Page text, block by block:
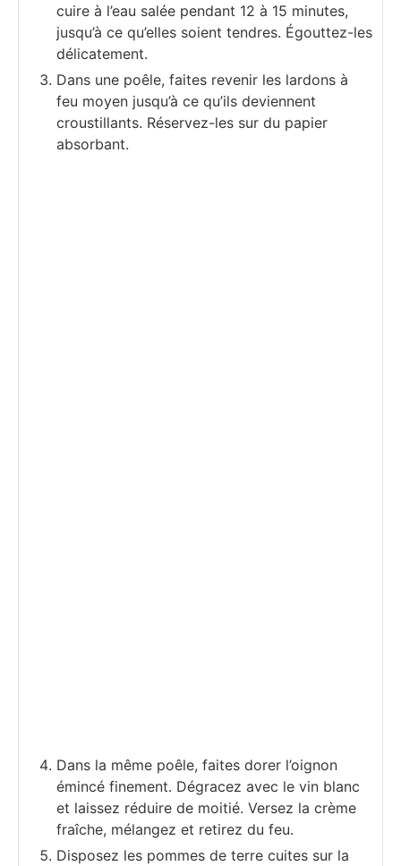
cuire à l’eau salée pendant 12 à 15 minutes,
jusqu’à ce qu’elles soient tendres. Égouttez-les
délicatement.
Dans une poêle, faites revenir les lardons à
feu moyen jusqu’à ce qu’ils deviennent
croustillants. Réservez-les sur du papier
absorbant.
Dans la même poêle, faites dorer l’oignon
émincé finement. Dégracez avec le vin blanc
et laissez réduire de moitié. Versez la crème
fraîche, mélangez et retirez du feu.
Disposez les pommes de terre cuites sur la